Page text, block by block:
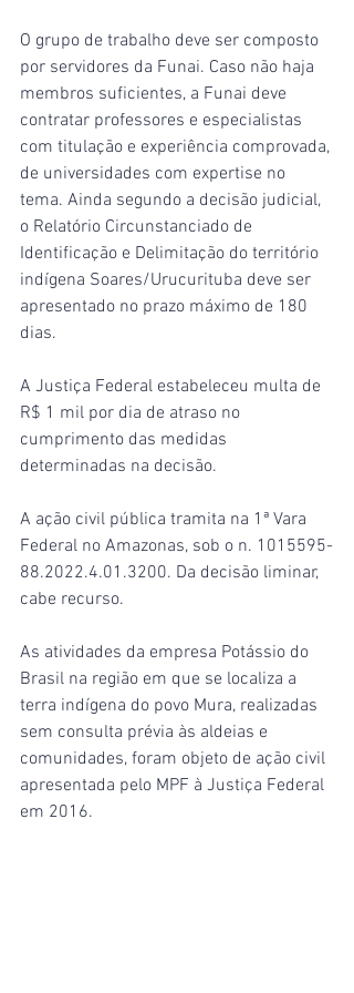
O grupo de trabalho deve ser composto
por servidores da Funai. Caso não haja
membros suficientes, a Funai deve
contratar professores e especialistas
com titulação e experiência comprovada,
de universidades com expertise no
tema. Ainda segundo a decisão judicial,
o Relatório Circunstanciado de
Identificação e Delimitação do território
indígena Soares/Urucurituba deve ser
apresentado no prazo máximo de 180
dias.
A Justiça Federal estabeleceu multa de
R$ 1 mil por dia de atraso no
cumprimento das medidas
determinadas na decisão.
A ação civil pública tramita na 1ª Vara
Federal no Amazonas, sob o n. 1015595-
88.2022.4.01.3200. Da decisão liminar,
cabe recurso.
As atividades da empresa Potássio do
Brasil na região em que se localiza a
terra indígena do povo Mura, realizadas
sem consulta prévia às aldeias e
comunidades, foram objeto de ação civil
apresentada pelo MPF à Justiça Federal
em 2016.